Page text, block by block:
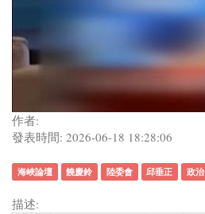
作者:
發表時間: 2026-06-18 18:28:06
海峽論壇 饒慶鈴 陸委會 邱垂正 政治
描述: